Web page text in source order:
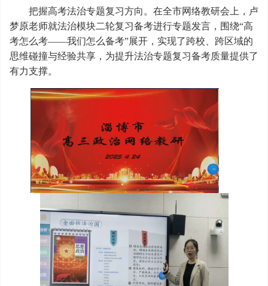
把握高考法治专题复习方向。在全市网络教研会上，卢
梦原老师就法治模块二轮复习备考进行专题发言，围绕“高
考怎么考——我们怎么备考”展开，实现了跨校、跨区域的
思维碰撞与经验共享，为提升法治专题复习备考质量提供了
有力支撑。